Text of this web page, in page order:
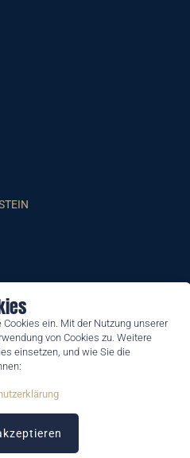
ein. Mit der Nutzung unserer
von Cookies zu. Weitere
einsetzen, und wie Sie die